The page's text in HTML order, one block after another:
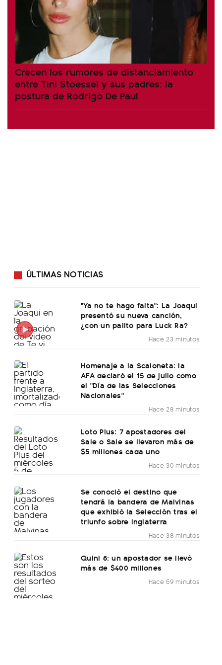
Crecen los rumores de distanciamiento
entre Tini Stoessel y sus padres: la
postura de Rodrigo De Paul
ÚLTIMAS NOTICIAS
"Ya no te hago falta": La Joaqui
presentó su nueva canción,
¿con un palito para Luck Ra?
Hace 23 minutos
Homenaje a la Scaloneta: la
AFA declaró el 15 de julio como
el "Día de las Selecciones
Nacionales"
Hace 28 minutos
Loto Plus: 7 apostadores del
Sale o Sale se llevaron más de
$5 millones cada uno
Hace 30 minutos
Se conoció el destino que
tendrá la bandera de Malvinas
que exhibió la Selección tras el
triunfo sobre Inglaterra
Hace 38 minutos
Quini 6: un apostador se llevó
más de $400 millones
Hace 59 minutos